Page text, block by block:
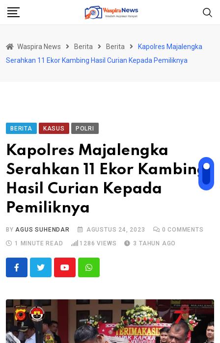
Skip
Waspira News Berita Berita
Kapolres Majalengka
Serahkan 11 Ekor Kambing Hasil Curian Kepada Pemiliknya
BERITA KASUS POLRI
Kapolres Majalengka
Serahkan 11 Ekor Kambing
Hasil Curian Kepada
Pemiliknya
BYAGUS SUHENDAR AGUSTUS 24, 2023 0 COMMENTS
1 MINUTE READ
1286 VIEWS 3 TAHUN AGO
YoutubeWhatsapp